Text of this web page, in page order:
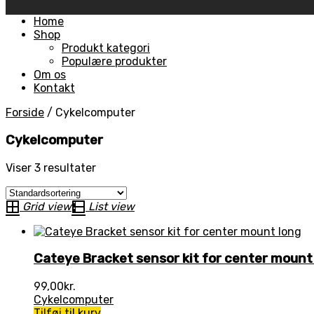
Skip
Home
Shop
Produkt kategori
Populære produkter
Om os
Kontakt
Forside / Cykelcomputer
Cykelcomputer
Viser 3 resultater
Grid view List view
Cateye Bracket sensor kit for center
99,00kr.
Cykelcomputer